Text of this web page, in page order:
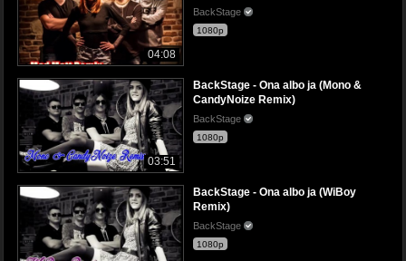
04:08
BackStage
1080p
03:51
BackStage - Ona albo ja (Mono &
CandyNoize Remix)
BackStage
1080p
BackStage - Ona albo ja (WiBoy
Remix)
BackStage
1080p